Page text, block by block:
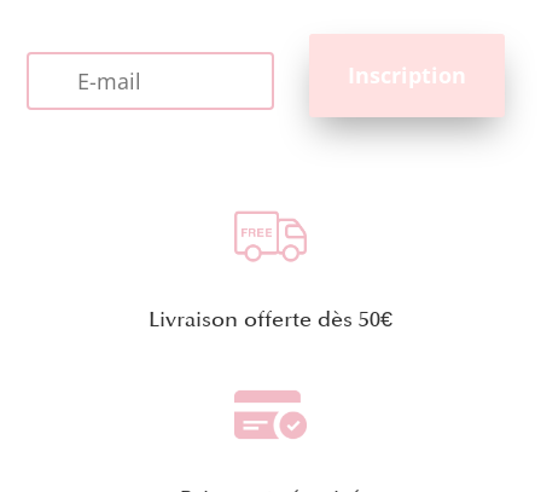
Livraison offerte dès 50€